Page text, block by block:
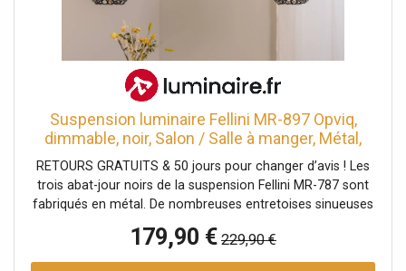
Suspension luminaire Fellini MR-897 Opviq,
dimmable, noir, Salon / Salle à manger, Métal,
Moderne, Suspension
RETOURS GRATUITS & 50 jours pour changer d’avis ! Les
trois abat-jour noirs de la suspension Fellini MR-787 sont
fabriqués en métal. De nombreuses entretoises sinueuses
caractéristique. Trois points de fixation décentralisés
permettent d'adapter individuellement la position et la
179,90 € 229,90 €